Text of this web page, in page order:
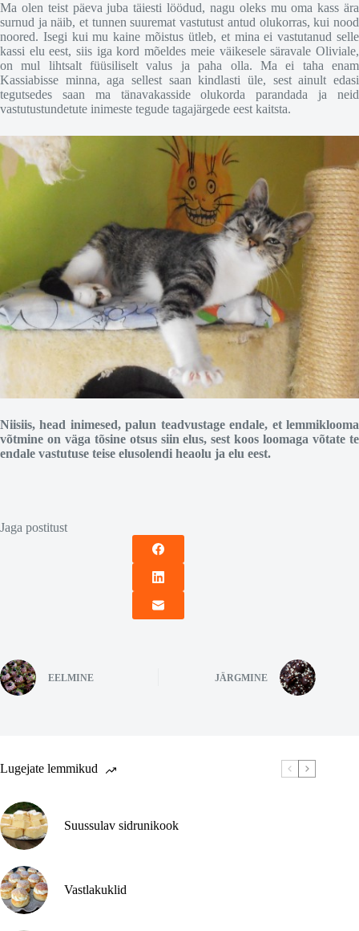
Ma olen teist päeva juba täiesti löödud, nagu oleks mu oma kass ära
surnud ja näib, et tunnen suuremat vastutust antud olukorras, kui nood
noored. Isegi kui mu kaine mõistus ütleb, et mina ei vastutanud selle
kassi elu eest, siis iga kord mõeldes meie väikesele säravale Oliviale,
on mul lihtsalt füüsiliselt valus ja paha olla. Ma ei taha enam
Kassiabisse minna, aga sellest saan kindlasti üle, sest ainult edasi
tegutsedes saan ma tänavakasside olukorda parandada ja neid
vastutustundetute inimeste tegude tagajärgede eest kaitsta.
Niisiis, head inimesed, palun teadvustage endale, et lemmiklooma
võtmine on väga tõsine otsus siin elus, sest koos loomaga võtate te
endale vastutuse teise elusolendi heaolu ja elu eest.
Jaga postitust
EELMINE JÄRGMINE
Lugejate lemmikud
Suussulav sidrunikook
Vastlakuklid